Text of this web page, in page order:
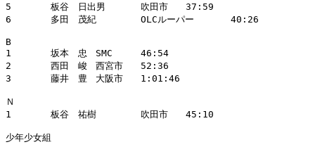
5	板谷　日出男	吹田市	37:59
6	多田　茂紀	OLCルーパー	40:26
B
1	坂本　忠	SMC	46:54
2	西田　峻	西宮市	52:36
3	藤井　豊	大阪市	1:01:46
Ｎ
1	板谷　祐樹	吹田市	45:10
少年少女組